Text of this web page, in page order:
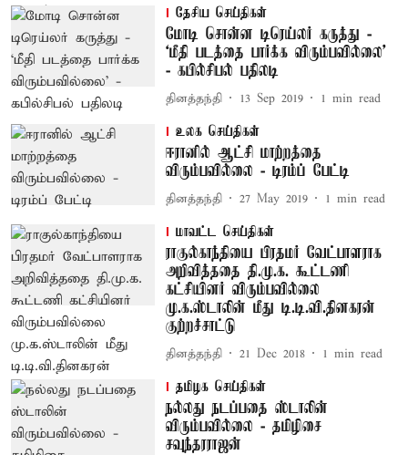
தேசிய செய்திகள்
மோடி சொன்ன டிரெய்லர் கருத்து -
‘மீதி படத்தை பார்க்க விரும்பவில்லை’
- கபில்சிபல் பதிலடி
தினத்தந்தி 13 Sep 2019 1 min read
உலக செய்திகள்
ஈரானில் ஆட்சி மாற்றத்தை
விரும்பவில்லை - டிரம்ப் பேட்டி
தினத்தந்தி 27 May 2019 1 min read
மாவட்ட செய்திகள்
ராகுல்காந்தியை பிரதமர் வேட்பாளராக
அறிவித்ததை தி.மு.க. கூட்டணி
கட்சியினர் விரும்பவில்லை
மு.க.ஸ்டாலின் மீது டி.டி.வி.தினகரன்
குற்றச்சாட்டு
தினத்தந்தி 21 Dec 2018 1 min read
தமிழக செய்திகள்
நல்லது நடப்பதை ஸ்டாலின்
விரும்பவில்லை - தமிழிசை
சவுந்தரராஜன்